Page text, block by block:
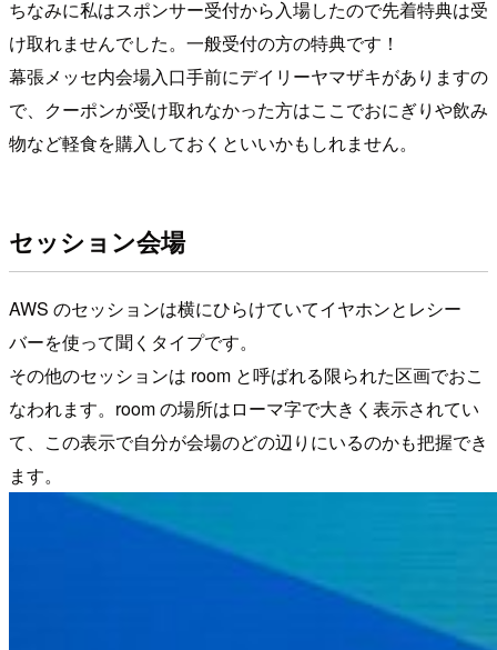
ちなみに私はスポンサー受付から入場したので先着特典は受
け取れませんでした。一般受付の方の特典です！
幕張メッセ内会場入口手前にデイリーヤマザキがありますの
で、クーポンが受け取れなかった方はここでおにぎりや飲み
物など軽食を購入しておくといいかもしれません。
セッション会場
AWS のセッションは横にひらけていてイヤホンとレシー
バーを使って聞くタイプです。
その他のセッションは room と呼ばれる限られた区画でおこ
なわれます。room の場所はローマ字で大きく表示されてい
て、この表示で自分が会場のどの辺りにいるのかも把握でき
ます。